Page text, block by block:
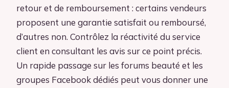
retour et de remboursement : certains vendeurs
proposent une garantie satisfait ou remboursé,
d’autres non. Contrôlez la réactivité du service
client en consultant les avis sur ce point précis.
Un rapide passage sur les forums beauté et les
groupes Facebook dédiés peut vous donner une